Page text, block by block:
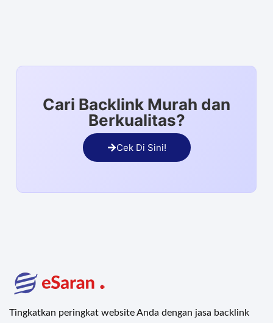
Cari Backlink Murah dan
Berkualitas?
Cek Di Sini!
Tingkatkan peringkat website Anda dengan jasa backlink